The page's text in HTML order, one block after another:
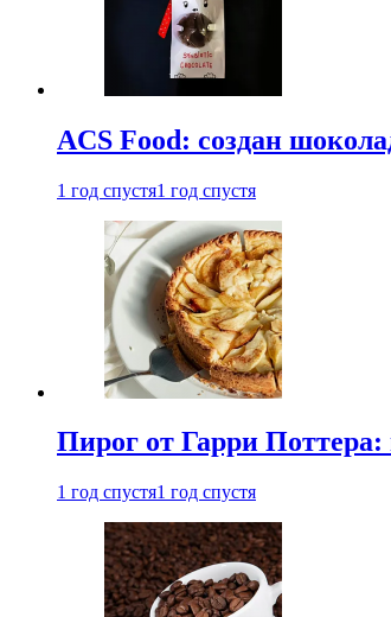
ACS Food: создан
1 год спустя1 год спустя
Пирог от Гарри
1 год спустя1 год спустя